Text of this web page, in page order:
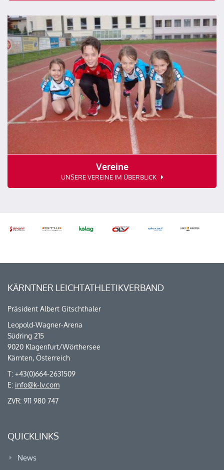
Vereine
UNSERE VEREINE IM ÜBERBLICK
KÄRNTNER LEICHTATHLETIKVERBAND
Präsident Albert Gitschthaler
Leopold-Wagner-Arena
Südring 215
9020 Klagenfurt/Wörthersee
Kärnten, Österreich
T: +43(0)664-2631509
E: info@k-lv.com
ZVR: 911 980 747
QUICKLINKS
News